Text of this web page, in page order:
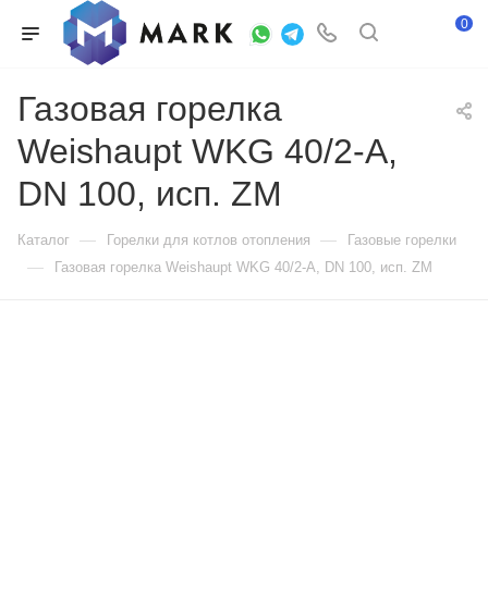
0
Газовая горелка
Weishaupt WKG 40/2-A,
DN 100, исп. ZM
Каталог — Горелки для котлов отопления — Газовые горелки
— Газовая горелка Weishaupt WKG 40/2-A, DN 100, исп. ZM